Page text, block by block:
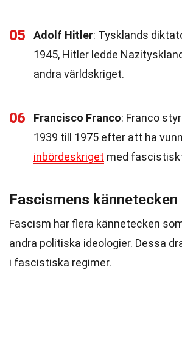
05 Adolf Hitler: Tysklands
1945, Hitler ledde
andra världskriget.
06 Francisco Franco: Franco
1939 till 1975 efter att ha
inbördeskriget med
Fascismens kännetecken
Fascism har flera kännetecken
andra politiska ideologier. Dessa
i fascistiska regimer.